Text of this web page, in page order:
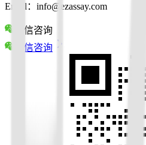
Email：info@ezassay.com
微信咨询
微信咨询